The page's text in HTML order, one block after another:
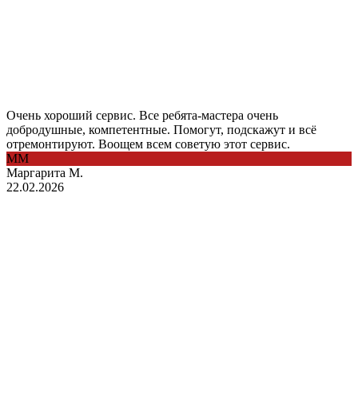
Очень хороший сервис. Все ребята-мастера очень
добродушные, компетентные. Помогут, подскажут и всё
отремонтируют. Воощем всем советую этот сервис.
ММ
Маргарита М.
22.02.2026